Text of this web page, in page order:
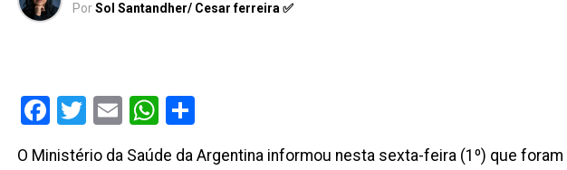
PorSol Santandher/ Cesar ferreira ✅
Facebook
Twitter
EmailWhatsApp
O Ministério da Saúde da Argentina informou nesta sexta-feira (1º) que